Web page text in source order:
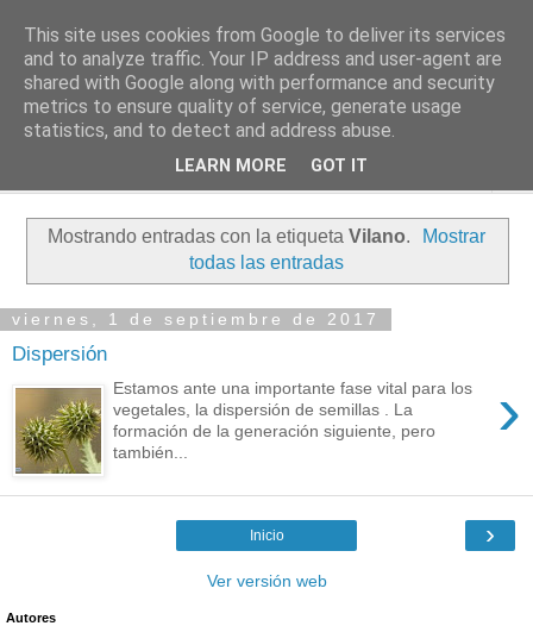
PASEANTE SILENCIOSO
Blog personal de Emilio Valadé del Río
Mostrando entradas con la etiqueta Vilano.
Mostrar
todas las entradas
viernes, 1 de septiembre de 2017
Dispersión
›
Estamos ante una importante fase vital para los
vegetales, la dispersión de semillas . La
formación de la generación siguiente, pero
también...
›
Inicio
Ver versión web
Autores
This site uses cookies from Google to deliver its services
and to analyze traffic. Your IP address and user-agent are
shared with Google along with performance and security
metrics to ensure quality of service, generate usage
statistics, and to detect and address abuse.
LEARN MORE GOT IT